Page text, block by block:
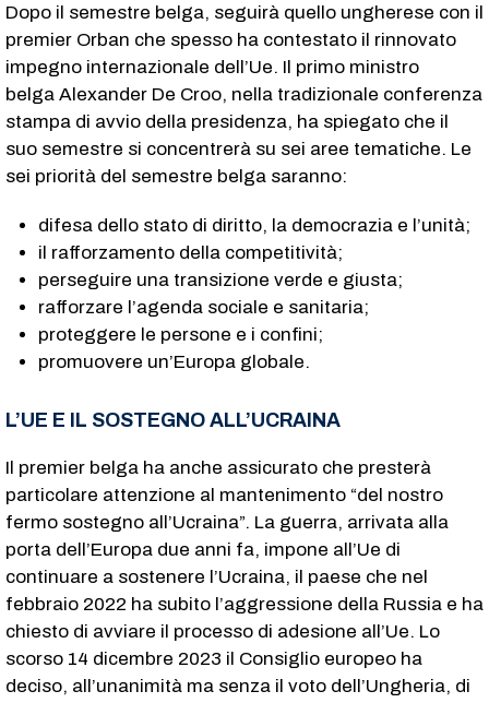
Dopo il semestre belga, seguirà quello ungherese con il
premier Orban che spesso ha contestato il rinnovato
impegno internazionale dell’Ue. Il primo ministro
belga Alexander De Croo, nella tradizionale conferenza
stampa di avvio della presidenza, ha spiegato che il
suo semestre si concentrerà su sei aree tematiche. Le
sei priorità del semestre belga saranno:
difesa dello stato di diritto, la democrazia e l’unità;
il rafforzamento della competitività;
perseguire una transizione verde e giusta;
rafforzare l’agenda sociale e sanitaria;
proteggere le persone e i confini;
promuovere un’Europa globale.
L’UE E IL SOSTEGNO ALL’UCRAINA
Il premier belga ha anche assicurato che presterà
particolare attenzione al mantenimento “del nostro
fermo sostegno all’Ucraina”. La guerra, arrivata alla
porta dell’Europa due anni fa, impone all’Ue di
continuare a sostenere l’Ucraina, il paese che nel
febbraio 2022 ha subito l’aggressione della Russia e ha
chiesto di avviare il processo di adesione all’Ue. Lo
scorso 14 dicembre 2023 il Consiglio europeo ha
deciso, all’unanimità ma senza il voto dell’Ungheria, di